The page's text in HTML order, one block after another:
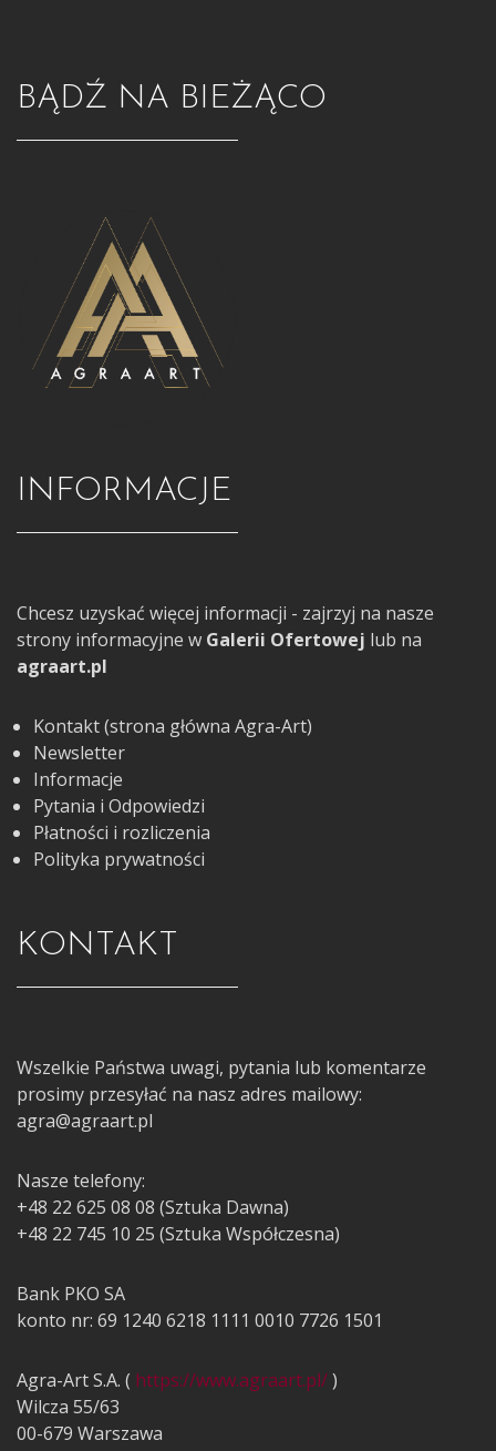
BĄDŹ NA BIEŻĄCO
INFORMACJE
Chcesz uzyskać więcej informacji - zajrzyj na nasze
strony informacyjne w Galerii Ofertowej lub na
agraart.pl
Kontakt (strona główna Agra-Art)
Newsletter
Informacje
Pytania i Odpowiedzi
Płatności i rozliczenia
Polityka prywatności
KONTAKT
Wszelkie Państwa uwagi, pytania lub komentarze
prosimy przesyłać na nasz adres mailowy:
agra@agraart.pl
Nasze telefony:
+48 22 625 08 08 (Sztuka Dawna)
+48 22 745 10 25 (Sztuka Współczesna)
Bank PKO SA
konto nr: 69 1240 6218 1111 0010 7726 1501
Agra-Art S.A. ( https://www.agraart.pl/)
Wilcza 55/63
00-679 Warszawa